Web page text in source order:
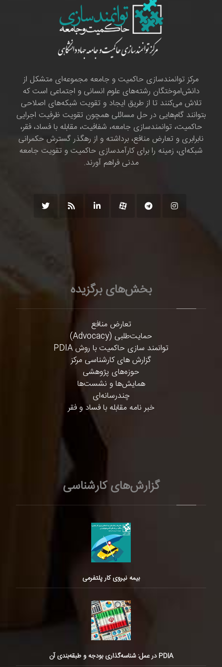
مرکز توانمندسازی حاکمیت و جامعه مجموعه‌ای متشکل از
دانش‌اموختگان رشته‌های علوم انسانی و اجتماعی است که
تلاش می‌کنند تا از طریق ایجاد و تقویت شبکه‌های اصلاحی
بتوانند گام‌هایی در حل مسائلی همچون تقویت ظرفیت اجرایی
حاکمیت، توانمندسازی جامعه، شفافیت، مقابله با فساد، فقر،
نابرابری و تعارض منافع، برداشته و از رهگذر گسترش حکمرانی
شبکه‌ای، زمینه را برای کارآمدسازی حاکمیت و تقویت جامعه
مدنی فراهم آورند.
بخش‌های برگزیده
تعارض منافع
حمایت‌طلبی (Advocacy)
توانمند سازی حاکمیت با روش PDIA
گزارش های کارشناسی مرکز
حوزه‌های پژوهشی
همایش‌ها و نشست‌ها
چندرسانه‌ای
خبر نامه مقابله با فساد و فقر
گزارش‌های کارشناسی
بیمه نیروی کار پلتفرمی
PDIA در عمل: شناسه‌گذاری بودجه و طبقه‌بندی آن